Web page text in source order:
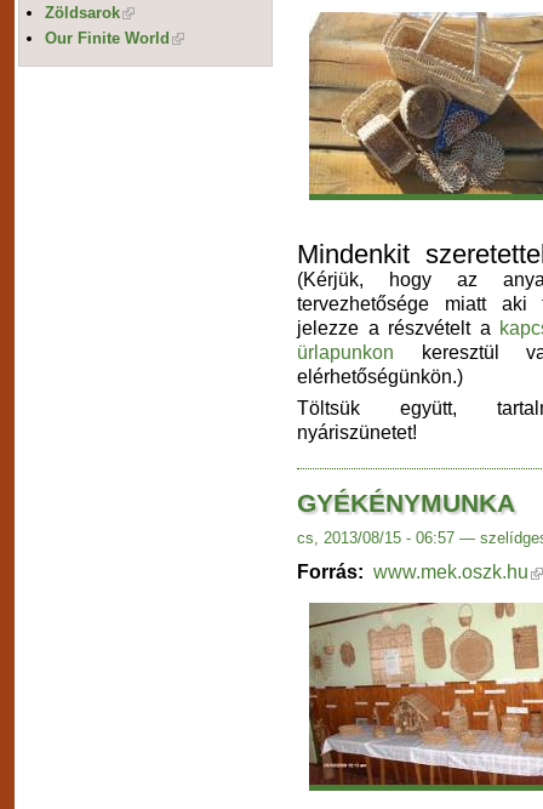
Zöldsarok
Our Finite World
Mindenkit
(Kérjük, hogy az
tervezhetősége miatt aki
jelezze a részvételt a
ürlapunkon keresztül
elérhetőségünkön.)
Töltsük együtt,
nyáriszünetet!
GYÉKÉNYMUNKA
cs, 2013/08/15 - 06:57 —
Forrás: www.mek.oszk.hu